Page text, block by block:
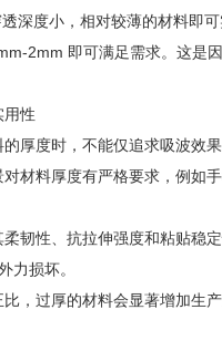
透深度小，相对较薄的材料即
2mm 即可满足需求。这是
用性
厚度时，不能仅追求吸波效
对材料厚度有严格要求，例
柔韧性、抗拉伸强度和粘贴
力损坏。
比，过厚的材料会显著增加